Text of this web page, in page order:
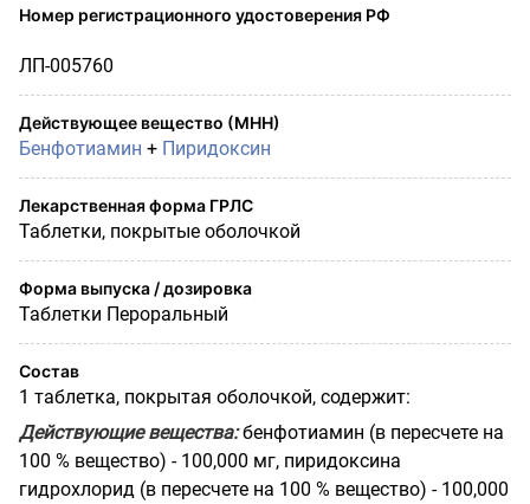
Номер регистрационного удостоверения РФ
ЛП-005760
Действующее вещество (МНН)
Бенфотиамин + Пиридоксин
Лекарственная форма ГРЛС
Таблетки, покрытые оболочкой
Форма выпуска / дозировка
Таблетки Пероральный
Состав
1 таблетка, покрытая оболочкой, содержит:
Действующие вещества:бенфотиамин (в пересчете на
100 % вещество) - 100,000 мг, пиридоксина
гидрохлорид (в пересчете на 100 % вещество) - 100,000